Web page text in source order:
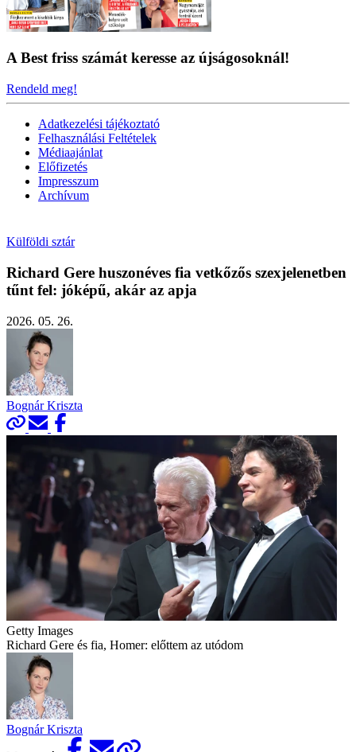
A Best friss számát keresse az újságosoknál!
Rendeld meg!
Adatkezelési tájékoztató
Felhasználási Feltételek
Médiaajánlat
Előfizetés
Impresszum
Archívum
Külföldi sztár
Richard Gere huszonéves fia vetkőzős szexjelenetben
tűnt fel: jóképű, akár az apja
2026. 05. 26.
Bognár Kriszta
Getty Images
Richard Gere és fia, Homer: előttem az utódom
Bognár Kriszta